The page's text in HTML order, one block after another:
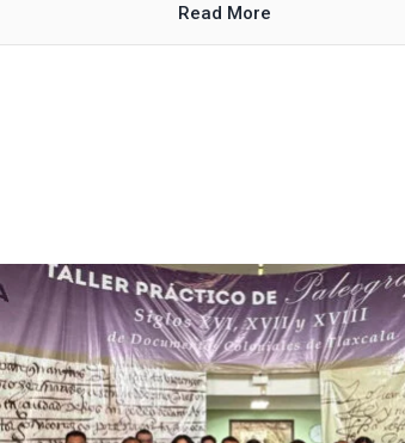
Read More